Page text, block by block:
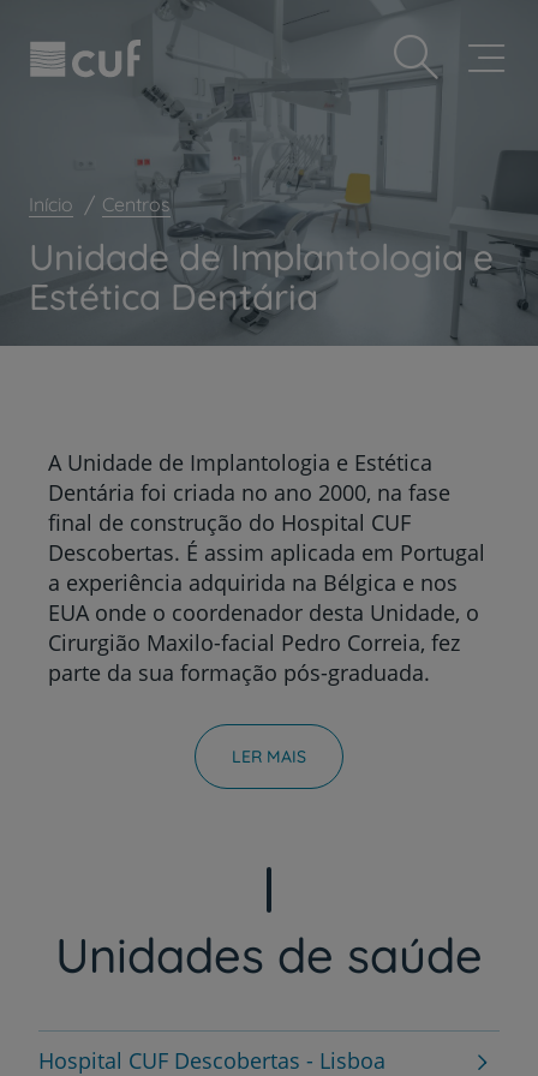
este
inclui
para
conteúdo
Prevenção e bem-estar
Grandes Áreas da Saúde
Serviços CUF
Plano +CUF
My CUF
Clientes e acompanhantes
CUF Academic Center
Início Centros
Unidade de Implantologia e
Estética Dentária
A Unidade de Implantologia e Estética
Dentária foi criada no ano 2000, na fase
final de construção do Hospital CUF
Descobertas. É assim aplicada em Portugal
a experiência adquirida na Bélgica e nos
EUA onde o coordenador desta Unidade, o
Cirurgião Maxilo-facial Pedro Correia, fez
parte da sua formação pós-graduada.
Dentária alia a vasta experiência,
conhecimento e mais valia da Cirurgia
Atualmente, esta Unidade contempla todas
as especialidades da Medicina Dentária,
desde a implantologia, estética dentária à
Maxilo-facial, permitem a concretização de
tratamentos multidisciplinares de
LER MAIS
Unidades de saúde
Hospital CUF Descobertas - Lisboa